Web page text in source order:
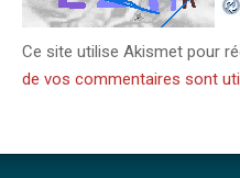
Ce site utilise Akismet pour
de vos commentaires sont